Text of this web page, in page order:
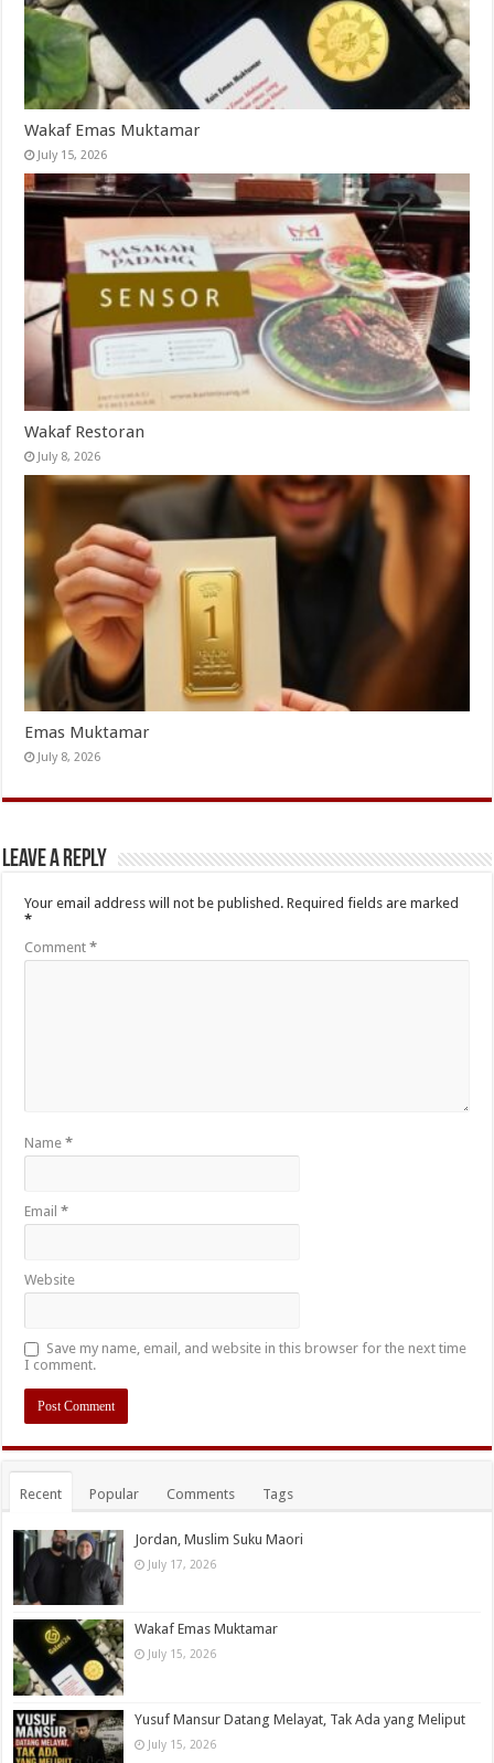
Wakaf Emas Muktamar
July 15, 2026
Wakaf Restoran
July 8, 2026
Emas Muktamar
July 8, 2026
Leave a Reply
Your email address will not be published. Required fields are marked
*
Comment*
Name*
Email*
Website
Save my name, email, and website in this browser for the next time
I comment.
Recent Popular Comments Tags
Jordan, Muslim Suku Maori
July 17, 2026
Wakaf Emas Muktamar
July 15, 2026
Yusuf Mansur Datang Melayat, Tak Ada yang Meliput
July 15, 2026